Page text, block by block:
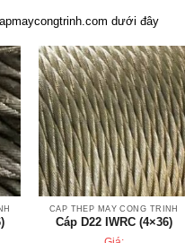
dưới đây
CÁP THÉP MÁY CÔNG TRÌNH
Cáp D22 IWRC (4×36)